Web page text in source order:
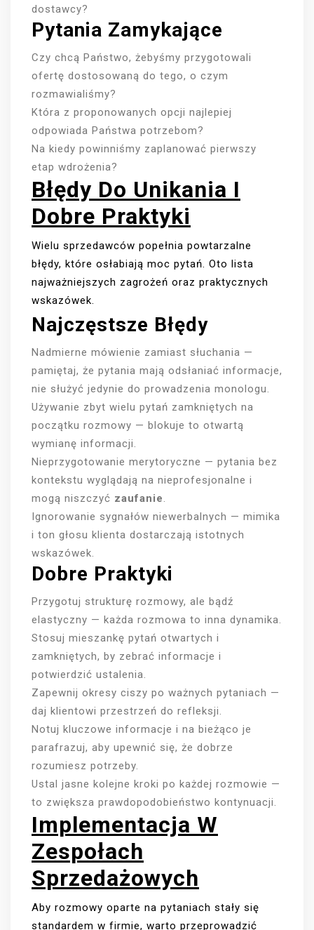
dostawcy?
Pytania Zamykające
Czy chcą Państwo, żebyśmy przygotowali
ofertę dostosowaną do tego, o czym
rozmawialiśmy?
Która z proponowanych opcji najlepiej
odpowiada Państwa potrzebom?
Na kiedy powinniśmy zaplanować pierwszy
etap wdrożenia?
Błędy Do Unikania I
Dobre Praktyki
Wielu sprzedawców popełnia powtarzalne
błędy, które osłabiają moc pytań. Oto lista
najważniejszych zagrożeń oraz praktycznych
wskazówek.
Najczęstsze Błędy
Nadmierne mówienie zamiast słuchania —
pamiętaj, że pytania mają odsłaniać informacje,
nie służyć jedynie do prowadzenia monologu.
Używanie zbyt wielu pytań zamkniętych na
początku rozmowy — blokuje to otwartą
wymianę informacji.
Nieprzygotowanie merytoryczne — pytania bez
kontekstu wyglądają na nieprofesjonalne i
mogą niszczyć zaufanie.
Ignorowanie sygnałów niewerbalnych — mimika
i ton głosu klienta dostarczają istotnych
wskazówek.
Dobre Praktyki
Przygotuj strukturę rozmowy, ale bądź
elastyczny — każda rozmowa to inna dynamika.
Stosuj mieszankę pytań otwartych i
zamkniętych, by zebrać informacje i
potwierdzić ustalenia.
Zapewnij okresy ciszy po ważnych pytaniach —
daj klientowi przestrzeń do refleksji.
Notuj kluczowe informacje i na bieżąco je
parafrazuj, aby upewnić się, że dobrze
rozumiesz potrzeby.
Ustal jasne kolejne kroki po każdej rozmowie —
to zwiększa prawdopodobieństwo kontynuacji.
Implementacja W
Zespołach
Sprzedażowych
Aby rozmowy oparte na pytaniach stały się
standardem w firmie, warto przeprowadzić